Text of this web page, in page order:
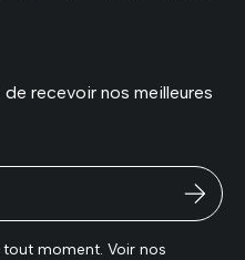
recevoir nos meilleures
moment. Voir nos